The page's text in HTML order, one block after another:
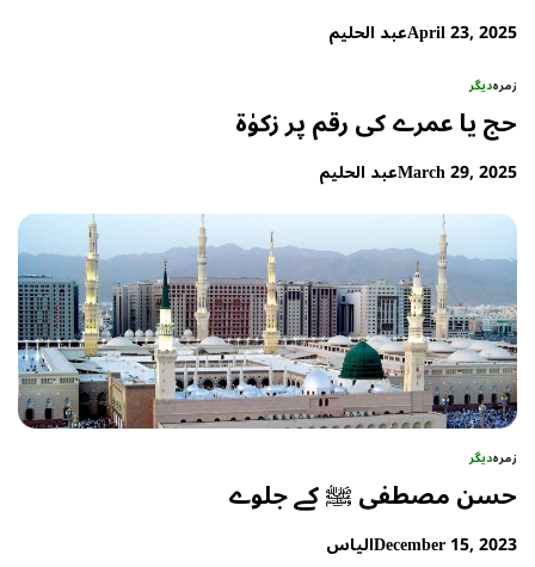
April 23, 2025عبد الحلیم
زمرہدیگر
حج یا عمرے کی رقم پر زکوٰۃ
March 29, 2025عبد الحلیم
زمرہدیگر
حسن مصطفی ﷺ کے جلوے
December 15, 2023الیاس